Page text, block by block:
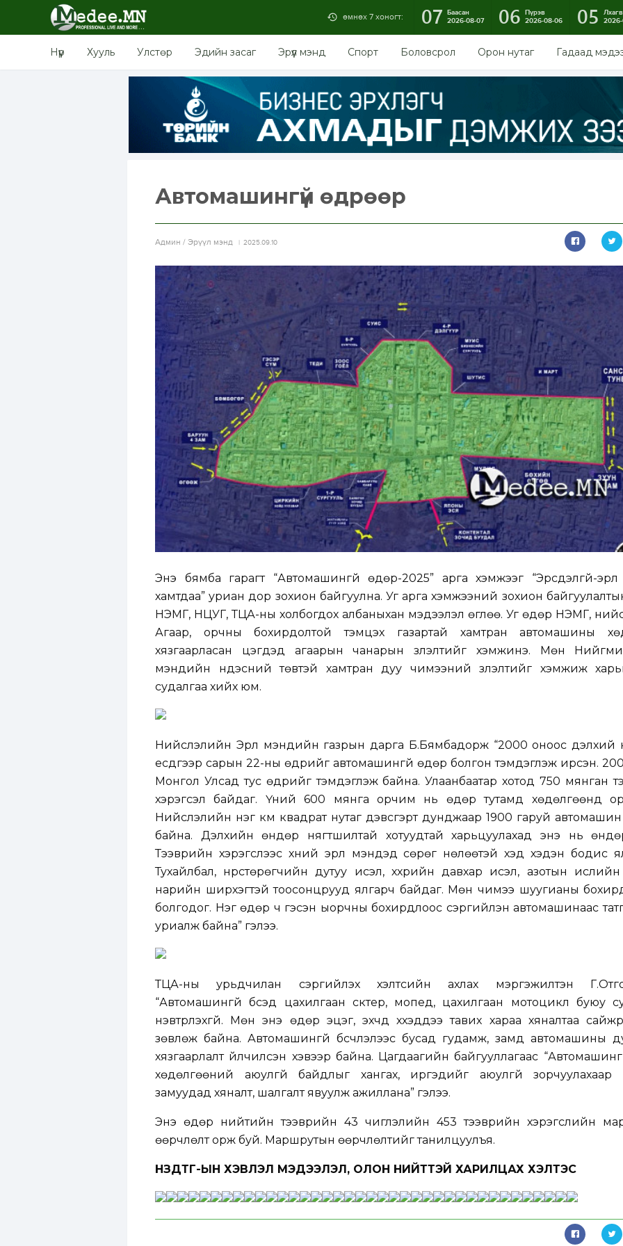
өмнөх 7 хоногт: 07 Баасан
2026-08-07
06 Пүрэв
2026-08-06
05
Нүүр Хууль Улстөр Эдийн засаг Эрүүл мэнд Спорт Боловсрол Орон нутаг Гадаад
Автомашингүй өдрөөр
Aдмин / Эрүүл мэнд 2025.09.10
Энэ бямба гарагт “Автомашингүй өдөр-2025” арга хэмжээг “Эрсдэлгүй-
хамтдаа” уриан дор зохион байгуулна. Уг арга хэмжээний зохион
НЭМГ, НЦУГ, ТЦА-ны холбогдох албаныхан мэдээлэл өглөө. Уг өдөр НЭМГ,
Агаар, орчны бохирдолтой тэмцэх газартай хамтран автомашины
хязгаарласан цэгүүдэд агаарын чанарын үзүүлэлтийг хэмжинэ. Мөн
мэндийн үндэсний төвтэй хамтран дуу чимээний үзүүлэлтийг хэмжиж
судалгаа хийх юм.
Нийслэлийн Эрүүл мэндийн газрын дарга Б.Бямбадорж “2000 оноос дэлхий
есдүгээр сарын 22-ны өдрийг автомашингүй өдөр болгон тэмдэглэж ирсэн.
Монгол Улсад тус өдрийг тэмдэглэж байна. Улаанбаатар хотод 750 мянган
хэрэгсэл байдаг. Үүний 600 мянга орчим нь өдөр тутамд хөдөлгөөнд
Нийслэлийн нэг км квадрат нутаг дэвсгэрт дунджаар 1900 гаруй
байна. Дэлхийн өндөр нягтшилтай хотуудтай харьцуулахад энэ нь өндөр
Тээврийн хэрэгслээс хүний эрүүл мэндэд сөрөг нөлөөтэй хэд хэдэн бодис
Тухайлбал, нүүрстөрөгчийн дутуу исэл, хүхрийн давхар исэл, азотын
нарийн ширхэгтэй тоосонцрууд ялгарч байдаг. Мөн чимээ шуугианы
болгодог. Нэг өдөр ч гэсэн ыорчны бохирдлоос сэргийлэн автомашинаас
уриалж байна” гэлээ.
ТЦА-ны урьдчилан сэргийлэх хэлтсийн ахлах мэргэжилтэн
“Автомашингүй бүсэд цахилгаан скүтер, мопед, цахилгаан мотоцикл буюу
нэвтрүүлэхгүй. Мөн энэ өдөр эцэг, эхчүүд хүүхэддээ тавих хараа хяналтаа
зөвлөж байна. Автомашингүй бүсчлэлээс бусад гудамж, замд автомашины
хязгаарлалт үйлчилсэн хэвээр байна. Цагдаагийн байгууллагаас
хөдөлгөөний аюулгүй байдлыг хангах, иргэдийг аюулгүй зорчуулахаар
замуудад хяналт, шалгалт явуулж ажиллана” гэлээ.
Энэ өдөр нийтийн тээврийн 43 чиглэлийн 453 тээврийн хэрэгслийн
өөрчлөлт орж буй. Маршрутын өөрчлөлтийг танилцуулъя.
НЗДТГ-ЫН ХЭВЛЭЛ МЭДЭЭЛЭЛ, ОЛОН НИЙТТЭЙ ХАРИЛЦАХ ХЭЛТЭС